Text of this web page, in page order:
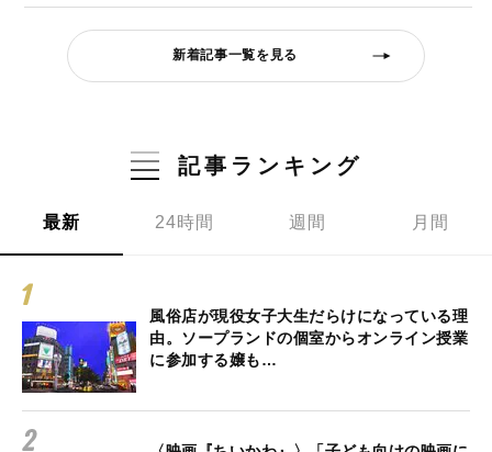
新着記事一覧を見る
記事ランキング
最新 24時間 週間 月間
風俗店が現役女子大生だらけになっている理
由。ソープランドの個室からオンライン授業
に参加する嬢も…